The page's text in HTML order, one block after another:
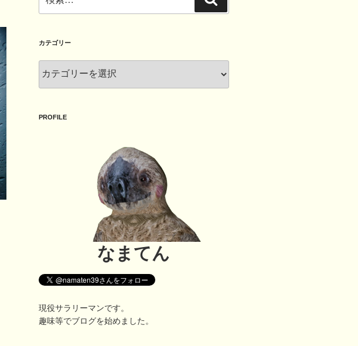
索:
索
カテゴリー
テ
ー
PROFILE
なまてん
現役サラリーマンです。
趣味等でブログを始めました。